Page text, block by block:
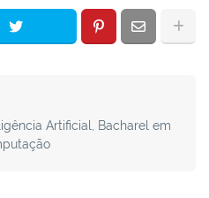
Artificial, Bacharel em